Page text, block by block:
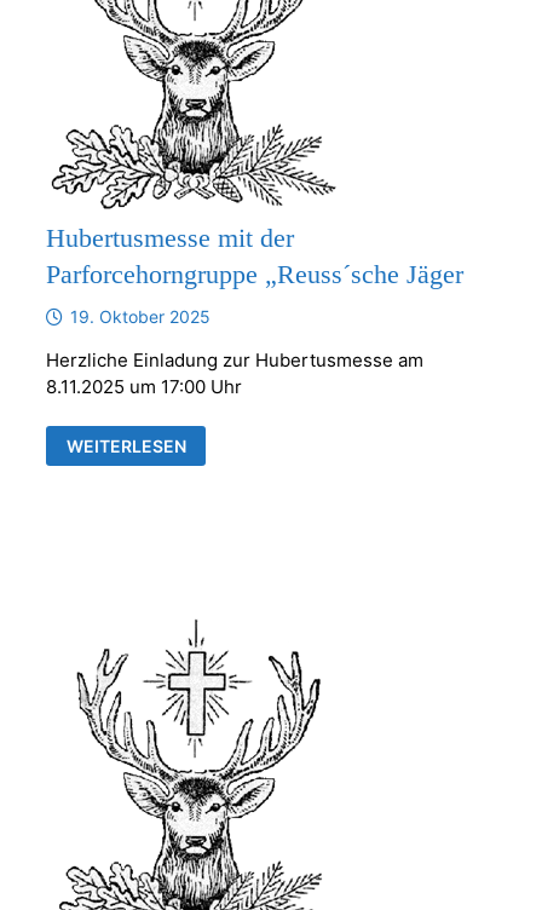
Hubertusmesse mit der
Parforcehorngruppe „Reuss´sche Jäger
19. Oktober 2025
Herzliche Einladung zur Hubertusmesse am
8.11.2025 um 17:00 Uhr
HUBERTUSMESSE
MIT
WEITERLESEN